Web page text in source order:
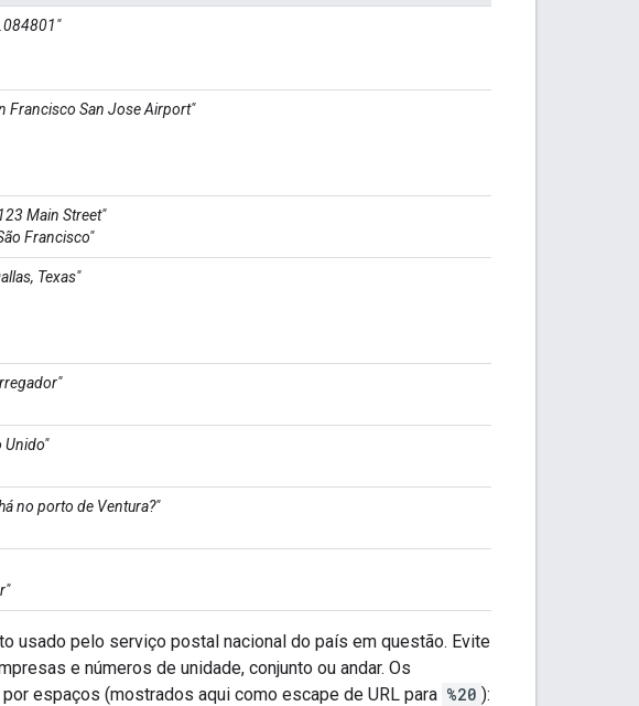
Francisco San Jose Airport"
Main Street"
Francisco"
Texas"
Unido"
no porto de Ventura?"
usado pelo serviço postal nacional do país em questão. Evite
e números de unidade, conjunto ou andar. Os
espaços (mostrados aqui como escape de URL para %20 ):